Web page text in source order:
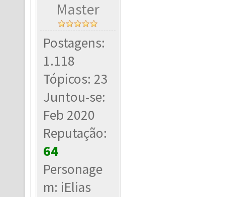
Master
Postagens:
1.118
Tópicos: 23
Juntou-se:
Feb 2020
Reputação:
64
Personage
m: iElias